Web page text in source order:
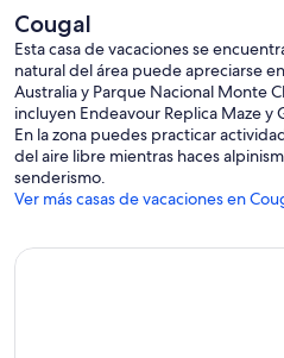
Cougal
Esta casa de vacaciones se
natural del área puede apreciarse
Australia y Parque Nacional Monte
incluyen Endeavour Replica Maze y
En la zona puedes practicar
del aire libre mientras haces
senderismo.
Ver más casas de vacaciones en